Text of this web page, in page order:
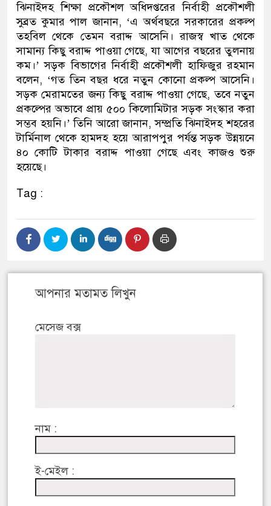
ঝিনাইদহ শিক্ষা প্রকৌশল অধিদপ্তরের নির্বাহী প্রকৌশলী
সুব্রত কুমার পাল জানান, ‘এ অর্থবছরে সরকারের প্রকল্প
তহবিল থেকে তেমন বরাদ্দ আসেনি। রাজস্ব খাত থেকে
সামান্য কিছু বরাদ্দ পাওয়া গেছে, যা আগের বছরের তুলনায়
কম।’ সড়ক বিভাগের নির্বাহী প্রকৌশলী হাফিজুর রহমান
বলেন, ‘গত তিন বছর ধরে নতুন কোনো প্রকল্প আসেনি।
সড়ক মেরামতের জন্য কিছু বরাদ্দ পাওয়া গেছে, তবে নতুন
প্রকল্পের অভাবে প্রায় ৫০০ কিলোমিটার সড়ক সংস্কার করা
সম্ভব হয়নি।’ তিনি আরো জানান, সম্প্রতি ঝিনাইদহ শহরের
টার্মিনাল থেকে হামদহ হয়ে আরাপপুর পর্যন্ত সড়ক উন্নয়নে
৪০ কোটি টাকার বরাদ্দ পাওয়া গেছে এবং কাজও শুরু
হয়েছে।
Tag :
আপনার মতামত লিখুন
মেসেজ বক্স
নাম :
ই-মেইল :